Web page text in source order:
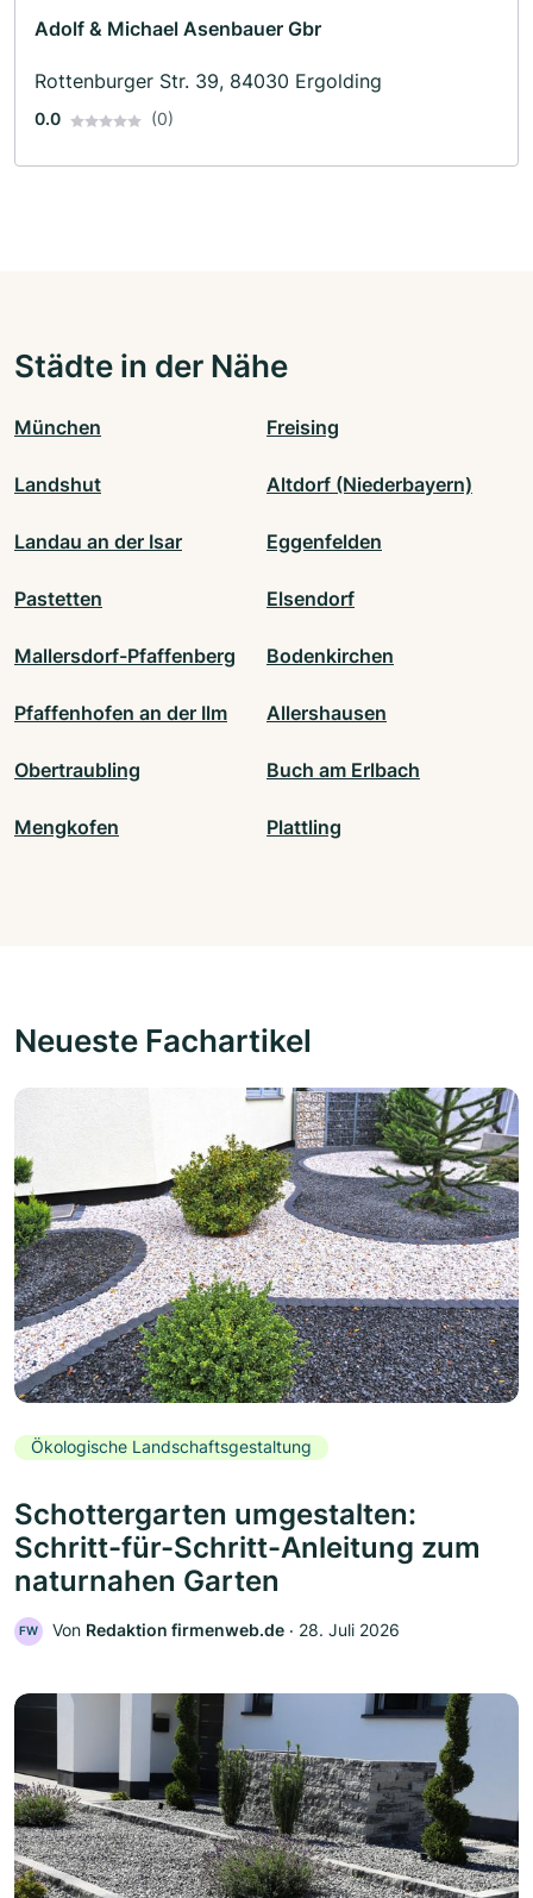
Adolf & Michael Asenbauer Gbr
Rottenburger Str. 39, 84030 Ergolding
0.0 (0)
Städte in der Nähe
München Freising
Landshut Altdorf (Niederbayern)
Landau an der Isar Eggenfelden
Pastetten Elsendorf
Mallersdorf-Pfaffenberg Bodenkirchen
Pfaffenhofen an der Ilm Allershausen
Obertraubling Buch am Erlbach
Mengkofen Plattling
Neueste Fachartikel
Ökologische Landschaftsgestaltung
Schottergarten umgestalten:
Schritt-für-Schritt-Anleitung zum
naturnahen Garten
FW Von Redaktion firmenweb.de ‧ 28. Juli 2026